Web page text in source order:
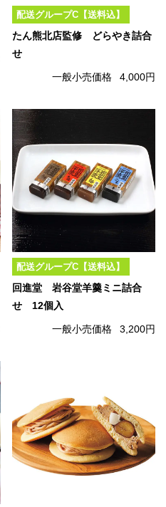
配送グループC【送料込】
たん熊北店監修 どらやき詰合
せ
一般小売価格 4,000円
配送グループC【送料込】
回進堂 岩谷堂羊羹ミニ詰合
せ 12個入
一般小売価格 3,200円